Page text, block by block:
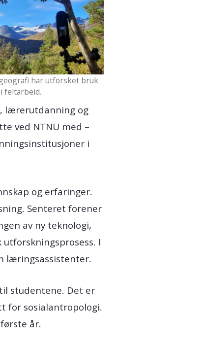
har utforsket bruk
feltarbeid.
lærerutdanning og
ved NTNU med –
i
og erfaringer.
Senteret forener
av ny teknologi,
I
læringsassistenter.
studentene. Det er
for sosialantropologi.
år.